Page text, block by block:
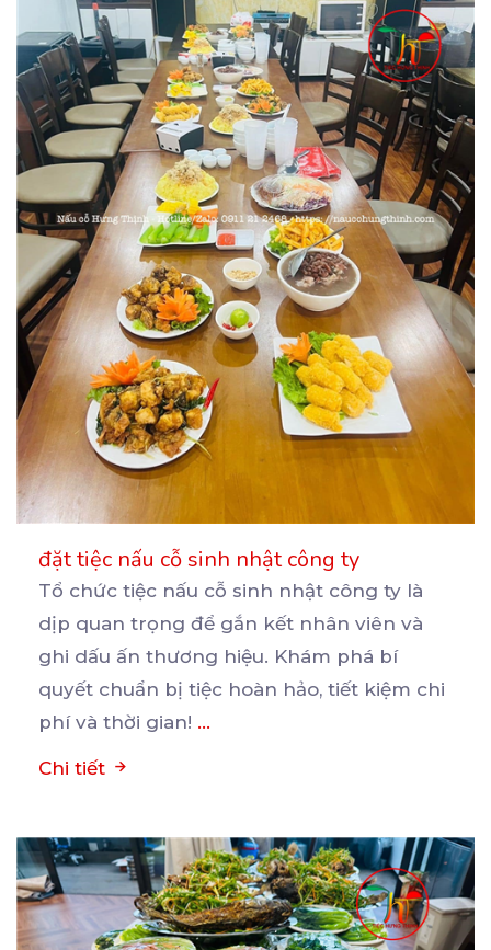
đặt tiệc nấu cỗ sinh nhật công ty
Tổ chức tiệc nấu cỗ sinh nhật công ty là
dịp quan trọng để gắn kết nhân viên và
ghi dấu ấn thương hiệu. Khám phá bí
quyết chuẩn bị tiệc hoàn hảo, tiết kiệm chi
phí và thời gian! ...
Chi tiết